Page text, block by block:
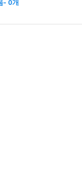
- 0개